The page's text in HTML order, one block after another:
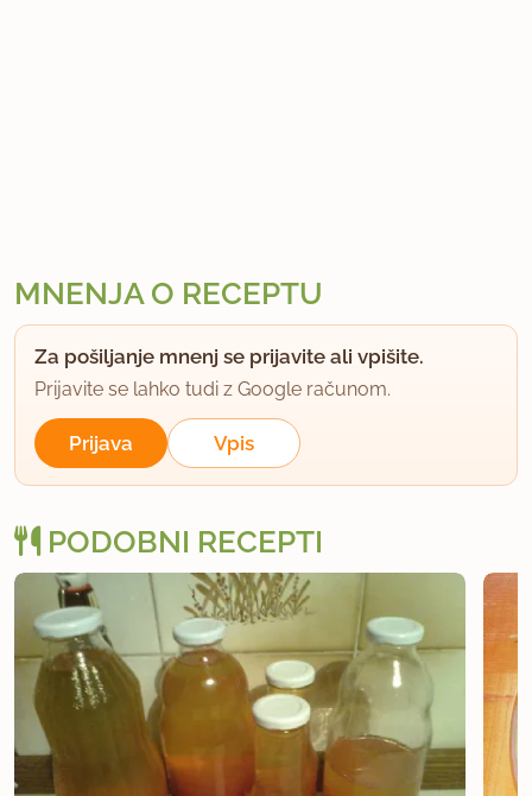
MNENJA O RECEPTU
Za pošiljanje mnenj se prijavite ali vpišite.
Prijavite se lahko tudi z Google računom.
Prijava Vpis
PODOBNI RECEPTI